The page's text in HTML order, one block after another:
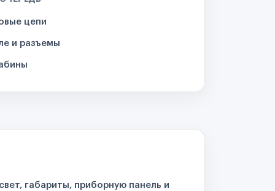
цепи
и разъемы
габариты, приборную панель и